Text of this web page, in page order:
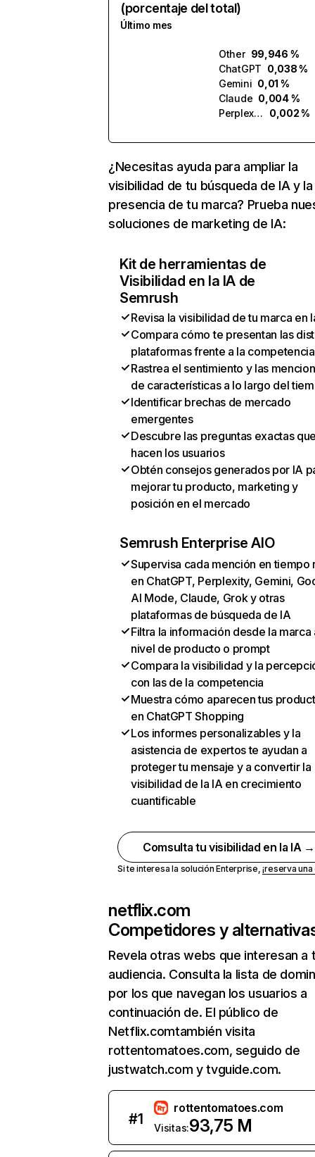
(porcentaje del total)
Último mes
Other 99,946 %
ChatGPT 0,038 %
Gemini 0,01 %
Claude 0,004 %
Perplexity
0,002 %
¿Necesitas ayuda para ampliar la
visibilidad de tu búsqueda de IA y la
presencia de tu marca? Prueba
soluciones de marketing de IA:
Kit de herramientas de
Visibilidad en la IA de
Semrush
Revisa la visibilidad de tu marca en
Compara cómo te presentan las
plataformas frente a la competencia
Rastrea el sentimiento y las
de características a lo largo del
Identificar brechas de mercado
emergentes
Descubre las preguntas exactas
hacen los usuarios
Obtén consejos generados por IA
mejorar tu producto, marketing y
posición en el mercado
Semrush Enterprise AIO
Supervisa cada mención en tiempo
en ChatGPT, Perplexity, Gemini,
AI Mode, Claude, Grok y otras
plataformas de búsqueda de IA
Filtra la información desde la marca
nivel de producto o prompt
Compara la visibilidad y la
con las de la competencia
Muestra cómo aparecen tus
en ChatGPT Shopping
Los informes personalizables y la
asistencia de expertos te ayudan a
proteger tu mensaje y a convertir la
visibilidad de la IA en crecimiento
cuantificable
Comsulta tu visibilidad en la IA →
Si te interesa la solución Enterprise,¡reserva
netflix.com
Competidores y
Revela otras webs que interesan a
audiencia. Consulta la lista de
por los que navegan los usuarios a
continuación de. El público de
Netflix.comtambién visita
rottentomatoes.com, seguido de
justwatch.com y tvguide.com.
#1
rottentomatoes.com
Visitas:93,75 M